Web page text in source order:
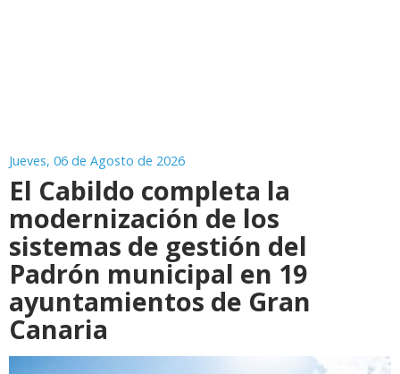
Jueves, 06 de Agosto de 2026
El Cabildo completa la
modernización de los
sistemas de gestión del
Padrón municipal en 19
ayuntamientos de Gran
Canaria